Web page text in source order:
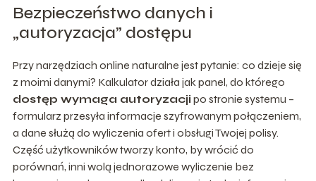
Bezpieczeństwo danych i
„autoryzacja” dostępu
Przy narzędziach online naturalne jest pytanie: co dzieje się
z moimi danymi? Kalkulator działa jak panel, do którego
dostęp wymaga autoryzacji po stronie systemu –
formularz przesyła informacje szyfrowanym połączeniem,
a dane służą do wyliczenia ofert i obsługi Twojej polisy.
Część użytkowników tworzy konto, by wrócić do
porównań, inni wolą jednorazowe wyliczenie bez